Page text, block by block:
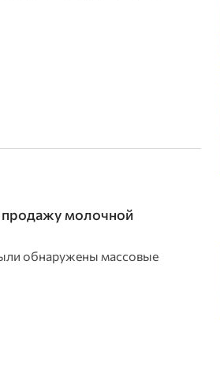
продажу молочной
обнаружены массовые